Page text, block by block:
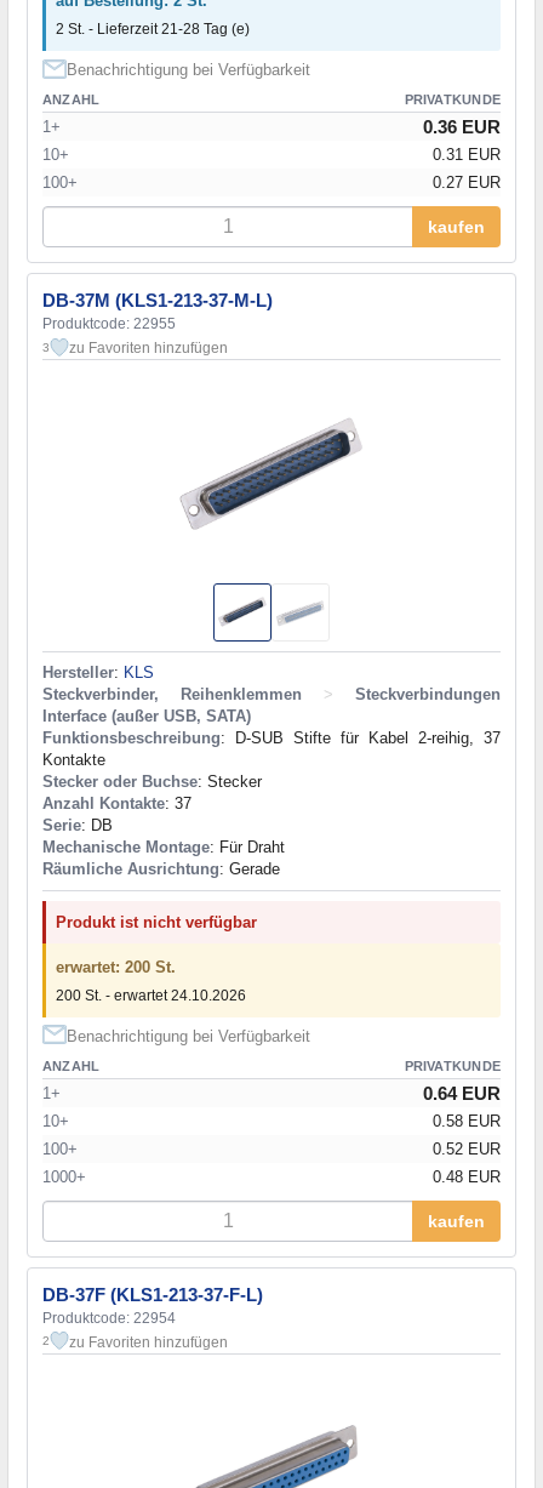
2 St. - Lieferzeit 21-28 Tag (e)
Benachrichtigung bei Verfügbarkeit
ANZAHL PRIVATKUNDE
1+ 0.36 EUR
10+
0.31 EUR
100+
0.27 EUR
kaufen
DB-37M (KLS1-213-37-M-L)
Produktcode: 22955
3 zu Favoriten hinzufügen
Hersteller: KLS
Steckverbinder, Reihenklemmen
>
Steckverbindungen
Interface (außer USB, SATA)
Funktionsbeschreibung: D-SUB Stifte für Kabel 2-reihig, 37
Kontakte
Stecker oder Buchse: Stecker
Anzahl Kontakte: 37
Serie: DB
Mechanische Montage: Für Draht
Räumliche Ausrichtung: Gerade
Produkt ist nicht verfügbar
erwartet: 200 St.
200 St. - erwartet 24.10.2026
Benachrichtigung bei Verfügbarkeit
ANZAHL PRIVATKUNDE
1+ 0.64 EUR
10+
0.58 EUR
100+
0.52 EUR
1000+
0.48 EUR
kaufen
DB-37F (KLS1-213-37-F-L)
Produktcode: 22954
2 zu Favoriten hinzufügen